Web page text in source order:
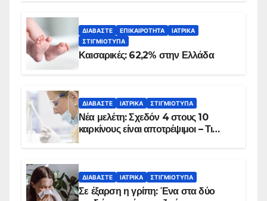
ΔΙΑΒΆΣΤΕ ΕΠΙΚΑΙΡΌΤΗΤΑ
ΙΑΤΡΙΚΆ
ΣΤΙΓΜΙΌΤΥΠΑ
Καισαρικές: 62,2% στην Ελλάδα
ΔΙΑΒΆΣΤΕ ΙΑΤΡΙΚΆ ΣΤΙΓΜΙΌΤΥΠΑ
Νέα μελέτη: Σχεδόν 4 στους 10
καρκίνους είναι αποτρέψιμοι – Τι
ΔΙΑΒΆΣΤΕ ΙΑΤΡΙΚΆ ΣΤΙΓΜΙΌΤΥΠΑ
Σε έξαρση η γρίπη: Ένα στα δύο